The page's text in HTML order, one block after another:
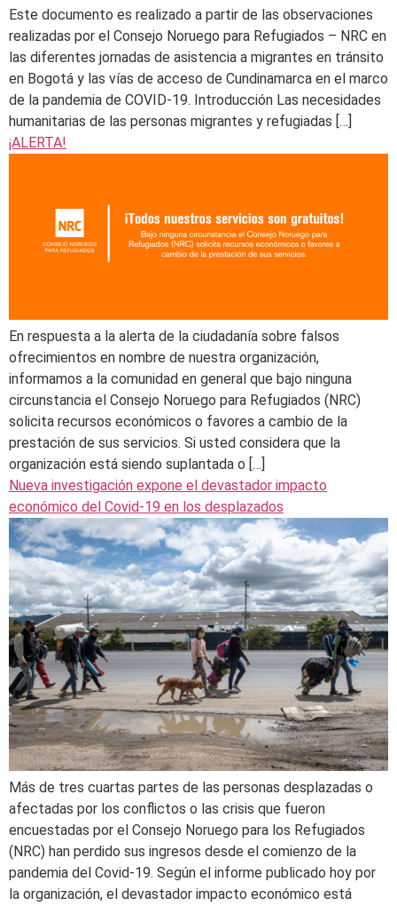
Este documento es realizado a partir de las observaciones
realizadas por el Consejo Noruego para Refugiados – NRC en
las diferentes jornadas de asistencia a migrantes en tránsito
en Bogotá y las vías de acceso de Cundinamarca en el marco
de la pandemia de COVID-19. Introducción Las necesidades
humanitarias de las personas migrantes y refugiadas […]
¡ALERTA!
En respuesta a la alerta de la ciudadanía sobre falsos
ofrecimientos en nombre de nuestra organización,
informamos a la comunidad en general que bajo ninguna
circunstancia el Consejo Noruego para Refugiados (NRC)
solicita recursos económicos o favores a cambio de la
prestación de sus servicios. Si usted considera que la
organización está siendo suplantada o […]
Nueva investigación expone el devastador impacto
económico del Covid-19 en los desplazados
Más de tres cuartas partes de las personas desplazadas o
afectadas por los conflictos o las crisis que fueron
encuestadas por el Consejo Noruego para los Refugiados
(NRC) han perdido sus ingresos desde el comienzo de la
pandemia del Covid-19. Según el informe publicado hoy por
la organización, el devastador impacto económico está